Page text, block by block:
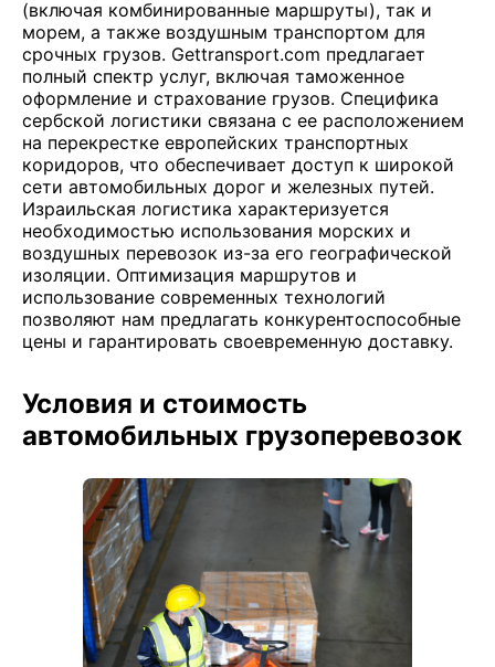
(включая комбинированные маршруты), так и
морем, а также воздушным транспортом для
срочных грузов. Gettransport.com предлагает
полный спектр услуг, включая таможенное
оформление и страхование грузов. Специфика
сербской логистики связана с ее расположением
на перекрестке европейских транспортных
коридоров, что обеспечивает доступ к широкой
сети автомобильных дорог и железных путей.
Израильская логистика характеризуется
необходимостью использования морских и
воздушных перевозок из-за его географической
изоляции. Оптимизация маршрутов и
использование современных технологий
позволяют нам предлагать конкурентоспособные
цены и гарантировать своевременную доставку.
Условия и стоимость
автомобильных грузоперевозок